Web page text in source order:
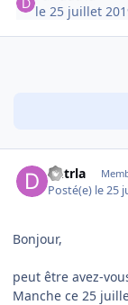
le 25 juillet
dutrla
Posté(e) le 25
Bonjour,
peut être avez-
Manche ce 25